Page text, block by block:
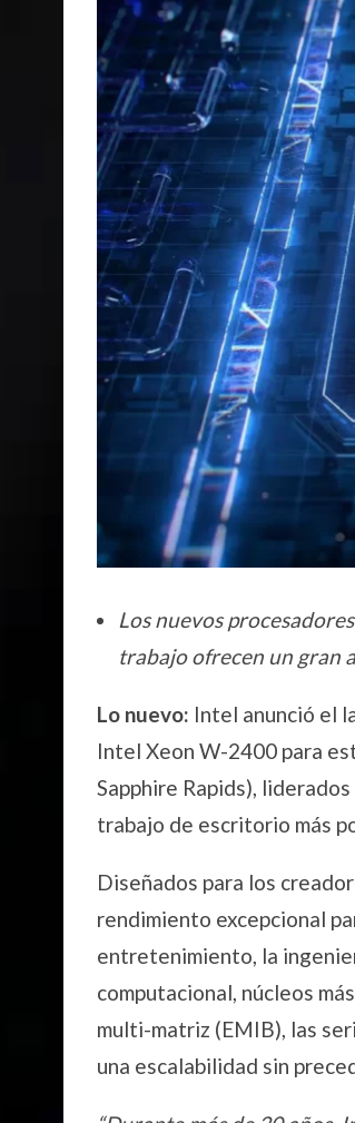
Los nuevos
trabajo ofrecen un gran
Lo nuevo: Intel anunció el
Intel Xeon W-2400 para
Sapphire Rapids),
trabajo de escritorio más
Diseñados para los
rendimiento excepcional
entretenimiento, la
computacional, núcleos
multi-matriz (EMIB), las
una escalabilidad sin